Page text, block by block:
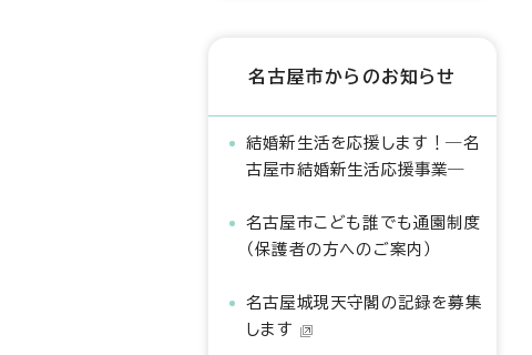
名古屋市からのお知らせ
結婚新生活を応援します！―名
古屋市結婚新生活応援事業―
名古屋市こども誰でも通園制度
（保護者の方へのご案内）
名古屋城現天守閣の記録を募集
します